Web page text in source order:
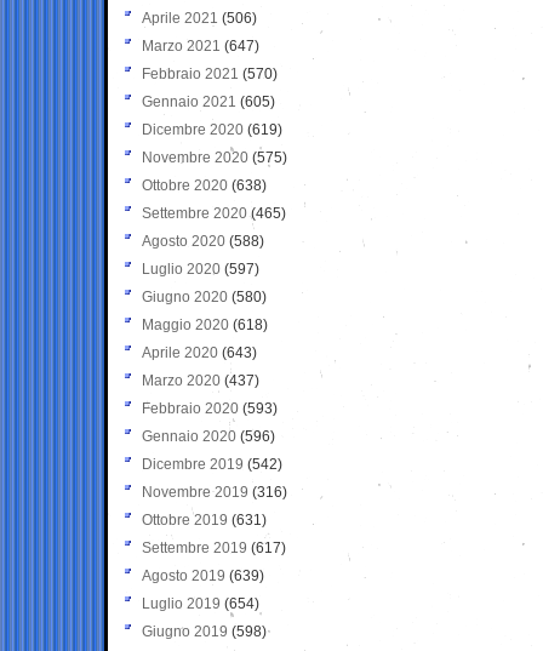
Aprile 2021 (506)
Marzo 2021 (647)
Febbraio 2021 (570)
Gennaio 2021 (605)
Dicembre 2020 (619)
Novembre 2020 (575)
Ottobre 2020 (638)
Settembre 2020(465)
Agosto 2020 (588)
Luglio 2020 (597)
Giugno 2020 (580)
Maggio 2020 (618)
Aprile 2020 (643)
Marzo 2020 (437)
Febbraio 2020 (593)
Gennaio 2020 (596)
Dicembre 2019 (542)
Novembre 2019 (316)
Ottobre 2019 (631)
Settembre 2019 (617)
Agosto 2019 (639)
Luglio 2019 (654)
Giugno 2019 (598)